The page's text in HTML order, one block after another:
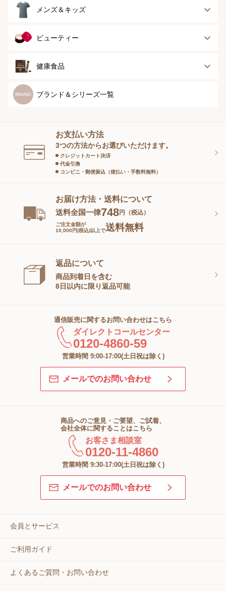
ランジェリー
イツ
スポーツ
アウター
グッズ
メンズ＆キッズ
メンズトップ
メンズソックス
ビューティー
スキンケア
スペシャルケア
スキンケアグッズ
健康食品
健康食品
ブランド＆シリーズ一覧
お支払い方法
3つの方法からお選びいただけます。
クレジットカート決済
代金引換
コンビニ・郵便振込（後払い・手数料無料）
お届け方法・送料について
送料全国一律748円（税込）
ご注文金額が
10,000円(税込)以上で送料無料
返品について
商品到着日を含む
8日以内に限り返品可能
通信販売に関するお問い合わせはこちら
ダイレクトコールセンター
0120-4860-59
営業時間 9:00-17:00(土日祝は除く)
メールでのお問い合わせ
商品へのご意見・ご要望、ご試着、
会社全体に関することはこちら
お客さま相談室
0120-11-4860
営業時間 9:30-17:00(土日祝は除く)
メールでのお問い合わせ
会員とサービス
ご利用ガイド
よくあるご質問・お問い合わせ